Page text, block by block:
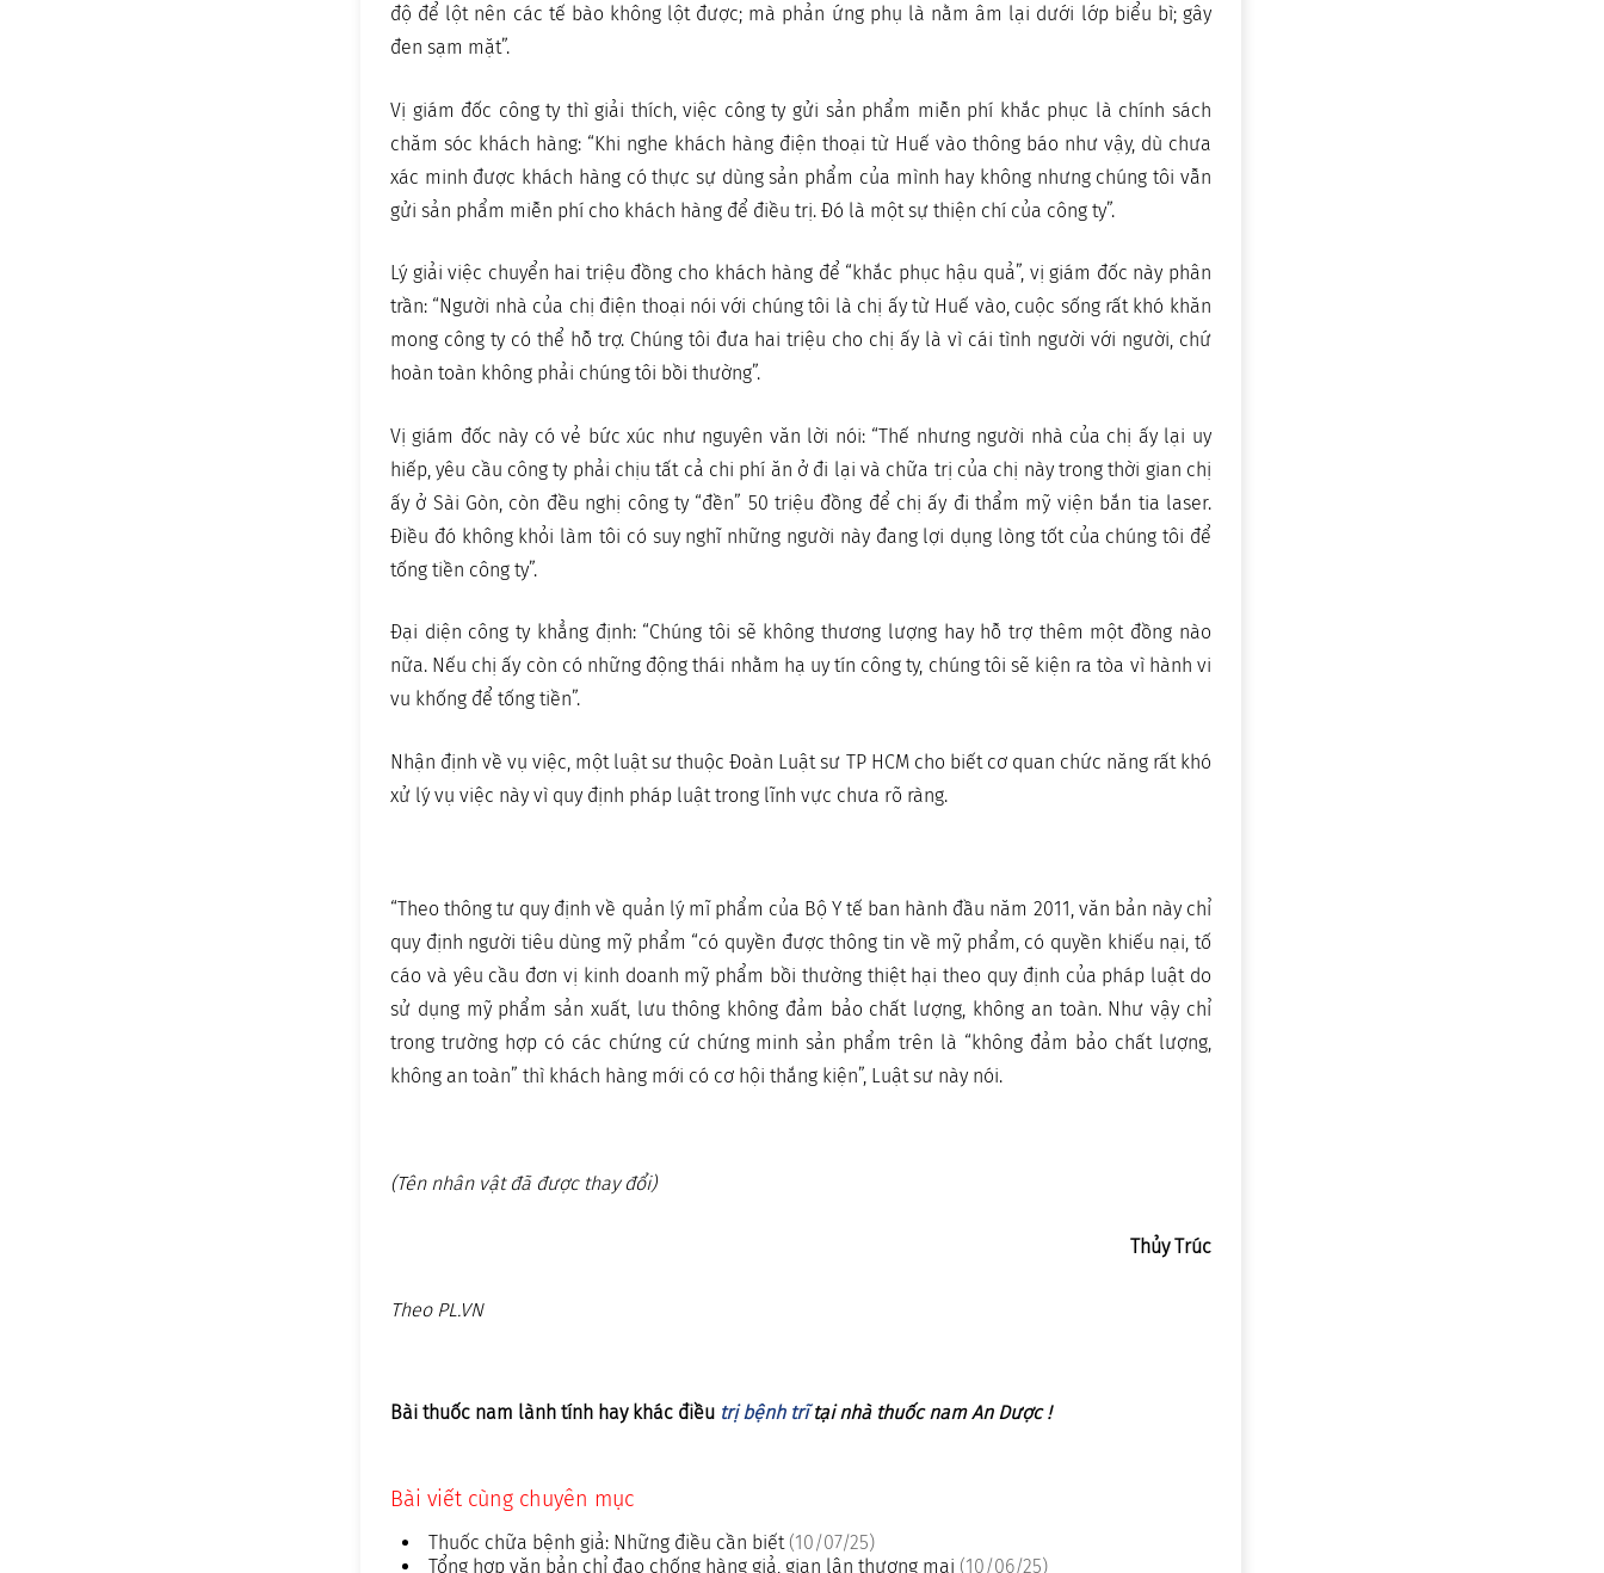
độ để lột nên các tế bào không lột được; mà phản ứng phụ là nằm âm lại dưới lớp biểu bì; gây
đen sạm mặt”.
Vị giám đốc công ty thì giải thích, việc công ty gửi sản phẩm miễn phí khắc phục là chính sách
chăm sóc khách hàng: “Khi nghe khách hàng điện thoại từ Huế vào thông báo như vậy, dù chưa
xác minh được khách hàng có thực sự dùng sản phẩm của mình hay không nhưng chúng tôi vẫn
gửi sản phẩm miễn phí cho khách hàng để điều trị. Đó là một sự thiện chí của công ty”.
Lý giải việc chuyển hai triệu đồng cho khách hàng để “khắc phục hậu quả”, vị giám đốc này phân
trần: “Người nhà của chị điện thoại nói với chúng tôi là chị ấy từ Huế vào, cuộc sống rất khó khăn
mong công ty có thể hỗ trợ. Chúng tôi đưa hai triệu cho chị ấy là vì cái tình người với người, chứ
hoàn toàn không phải chúng tôi bồi thường”.
Vị giám đốc này có vẻ bức xúc như nguyên văn lời nói: “Thế nhưng người nhà của chị ấy lại uy
hiếp, yêu cầu công ty phải chịu tất cả chi phí ăn ở đi lại và chữa trị của chị này trong thời gian chị
ấy ở Sài Gòn, còn đều nghị công ty “đền” 50 triệu đồng để chị ấy đi thẩm mỹ viện bắn tia laser.
Điều đó không khỏi làm tôi có suy nghĩ những người này đang lợi dụng lòng tốt của chúng tôi để
tống tiền công ty”.
Đại diện công ty khẳng định: “Chúng tôi sẽ không thương lượng hay hỗ trợ thêm một đồng nào
nữa. Nếu chị ấy còn có những động thái nhằm hạ uy tín công ty, chúng tôi sẽ kiện ra tòa vì hành vi
vu khống để tống tiền”.
Nhận định về vụ việc, một luật sư thuộc Đoàn Luật sư TP HCM cho biết cơ quan chức năng rất khó
xử lý vụ việc này vì quy định pháp luật trong lĩnh vực chưa rõ ràng.
“Theo thông tư quy định về quản lý mĩ phẩm của Bộ Y tế ban hành đầu năm 2011, văn bản này chỉ
quy định người tiêu dùng mỹ phẩm “có quyền được thông tin về mỹ phẩm, có quyền khiếu nại, tố
cáo và yêu cầu đơn vị kinh doanh mỹ phẩm bồi thường thiệt hại theo quy định của pháp luật do
sử dụng mỹ phẩm sản xuất, lưu thông không đảm bảo chất lượng, không an toàn. Như vậy chỉ
trong trường hợp có các chứng cứ chứng minh sản phẩm trên là “không đảm bảo chất lượng,
không an toàn” thì khách hàng mới có cơ hội thắng kiện”, Luật sư này nói.
(Tên nhân vật đã được thay đổi)
Thủy Trúc
Theo PL.VN
Bài thuốc nam lành tính hay khác điều trị bệnh trĩtại nhà thuốc nam An Dược !
Bài viết cùng chuyên mục
Thuốc chữa bệnh giả: Những điều cần biết (10/07/25)
Tổng hợp văn bản chỉ đạo chống hàng giả, gian lận thương mại (10/06/25)